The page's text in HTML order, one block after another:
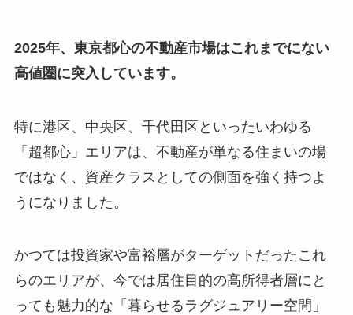
2025年、東京都心の不動産市場はこれまでにない
高値圏に突入しています。
特に港区、中央区、千代田区といったいわゆる
「超都心」エリアは、不動産が単なる住まいの場
ではなく、資産クラスとしての側面を強く持つよ
うになりました。
かつては投資家や富裕層がターゲットだったこれ
らのエリアが、今では居住目的の高所得者層にと
っても魅力的な「暮らせるラグジュアリー空間」